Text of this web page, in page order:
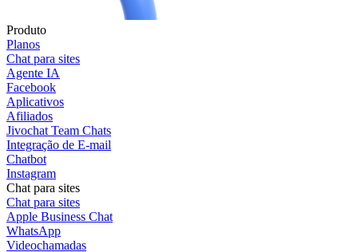
Produto
Planos
Chat para sites
Agente IA
Facebook
Aplicativos
Afiliados
Jivochat Team Chats
Integração de E-mail
Chatbot
Instagram
Chat para sites
Chat para sites
Apple Business Chat
WhatsApp
Videochamadas